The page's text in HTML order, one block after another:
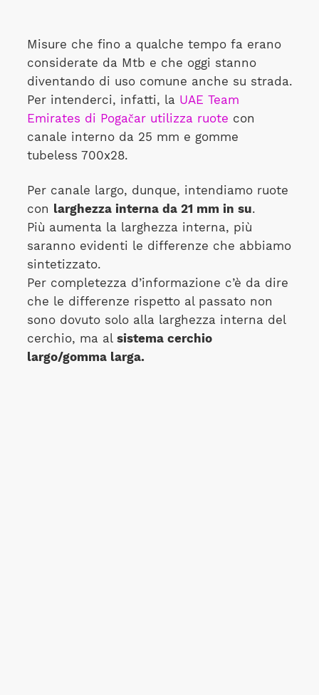
Misure che fino a qualche tempo fa erano
considerate da Mtb e che oggi stanno
diventando di uso comune anche su strada.
Per intenderci, infatti, la UAE Team
Emirates di Pogačar utilizza ruote con
canale interno da 25 mm e gomme
tubeless 700x28.
Per canale largo, dunque, intendiamo ruote
con larghezza interna da 21 mm in su.
Più aumenta la larghezza interna, più
saranno evidenti le differenze che abbiamo
sintetizzato.
Per completezza d’informazione c’è da dire
che le differenze rispetto al passato non
sono dovuto solo alla larghezza interna del
cerchio, ma al sistema cerchio
largo/gomma larga.